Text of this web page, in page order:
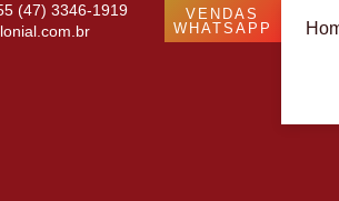
(47) 3346-1919
VENDAS
WHATSAPP